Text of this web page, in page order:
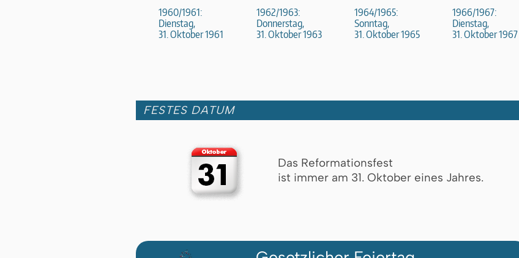
1960/1961:
Dienstag,
31. Oktober 1961
1962/1963:
Donnerstag,
31. Oktober 1963
1964/1965:
Sonntag,
31. Oktober 1965
1966/1967:
Dienstag,
31. Oktober 1967
FESTES DATUM
Das Reformationsfest
ist immer am 31. Oktober eines Jahres.